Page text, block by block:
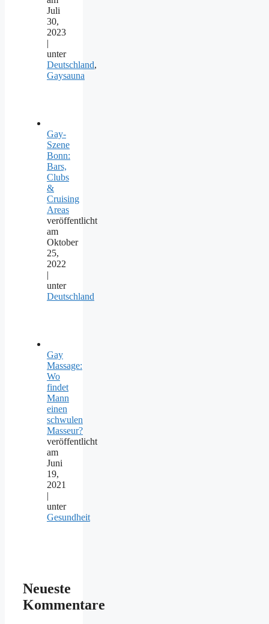
Juli
30,
2023
|
unter
Deutschland,
Gaysauna
Gay-
Szene
Bonn:
Bars,
Clubs
&
Cruising
Areas
veröffentlicht
am
Oktober
25,
2022
|
unter
Deutschland
Gay
Massage:
Wo
findet
Mann
einen
schwulen
Masseur?
veröffentlicht
am
Juni
19,
2021
|
unter
Gesundheit
Neueste
Kommentare